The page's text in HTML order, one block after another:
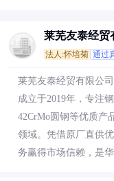
莱芜友泰经贸
法人:怀培菊 通过
莱芜友泰经贸有限公
成立于2019年，专注
42CrMo圆钢等优质产
领域。凭借原厂直供
务赢得市场信赖，是